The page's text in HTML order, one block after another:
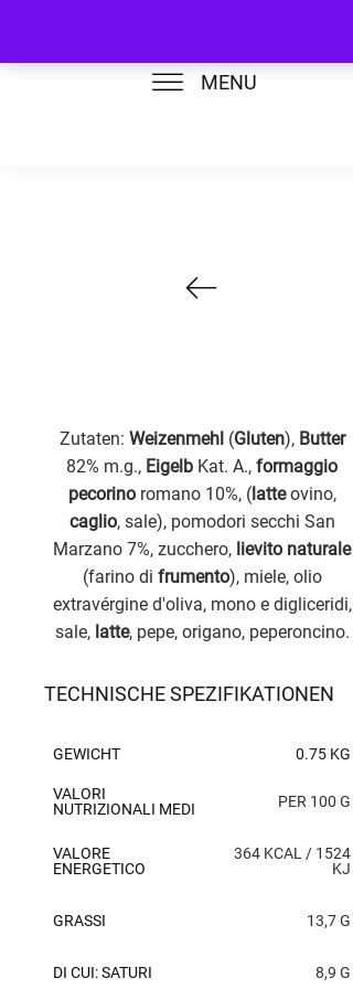
MENU
Zutaten: Weizenmehl(Gluten), Butter
82% m.g., Eigelb Kat. A., formaggio
pecorinoromano 10%, (latteovino,
caglio, sale), pomodori secchi San
Marzano 7%, zucchero, lievito naturale
(farino di frumento), miele, olio
extravérgine d'oliva, mono e digliceridi,
sale, latte, pepe, origano, peperoncino.
TECHNISCHE SPEZIFIKATIONEN
GEWICHT 0.75 KG
VALORI
NUTRIZIONALI MEDI
PER 100 G
VALORE
ENERGETICO
364 KCAL / 1524
KJ
GRASSI 13,7 G
DI CUI: SATURI 8,9 G